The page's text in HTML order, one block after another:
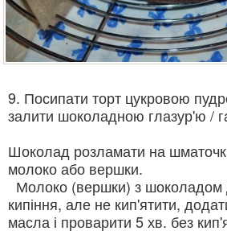
9. Посипати торт цукровою
залити шоколадною глазур'ю /
Шоколад розламати на
молоко або вершки.
Молоко (вершки) з шоколадом
кипіння, але не кип'ятити,
масла і проварити 5 хв. без